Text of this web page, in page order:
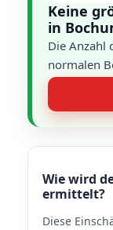
Keine
in
Die Anzahl
normalen
Wie wird
ermittelt?
Diese